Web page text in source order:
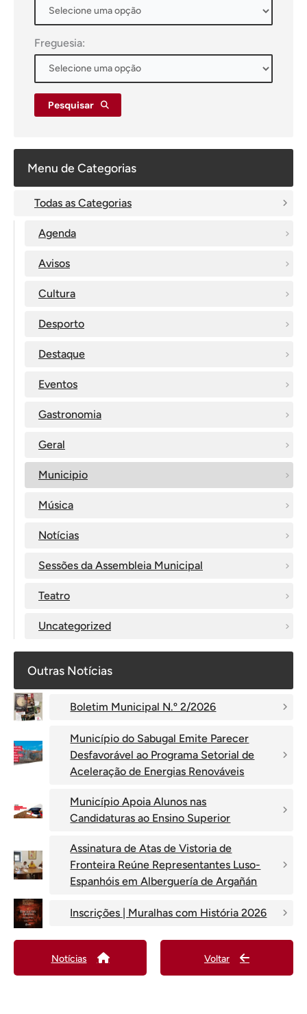
Freguesia:
Pesquisar
Menu de Categorias
Todas as Categorias
Agenda
Avisos
Cultura
Desporto
Destaque
Eventos
Gastronomia
Geral
Municipio
Música
Notícias
Sessões da Assembleia Municipal
Teatro
Uncategorized
Outras Notícias
Boletim Municipal N.º 2/2026
Município do Sabugal Emite Parecer
Desfavorável ao Programa Setorial de
Aceleração de Energias Renováveis
Município Apoia Alunos nas
Candidaturas ao Ensino Superior
Assinatura de Atas de Vistoria de
Fronteira Reúne Representantes Luso-
Espanhóis em Alberguería de Argañán
Inscrições | Muralhas com História 2026
Notícias Voltar